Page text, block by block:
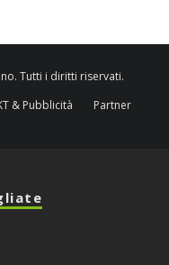
Tutti i diritti riservati.
& Pubblicità Partner